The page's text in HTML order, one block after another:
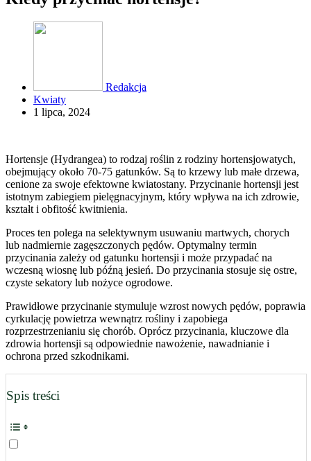
Redakcja
Kwiaty
1 lipca, 2024
Hortensje (Hydrangea) to rodzaj roślin z rodziny hortensjowatych,
obejmujący około 70-75 gatunków. Są to krzewy lub małe drzewa,
cenione za swoje efektowne kwiatostany. Przycinanie hortensji jest
istotnym zabiegiem pielęgnacyjnym, który wpływa na ich zdrowie,
kształt i obfitość kwitnienia.
Proces ten polega na selektywnym usuwaniu martwych, chorych
lub nadmiernie zagęszczonych pędów. Optymalny termin
przycinania zależy od gatunku hortensji i może przypadać na
wczesną wiosnę lub późną jesień. Do przycinania stosuje się ostre,
czyste sekatory lub nożyce ogrodowe.
Prawidłowe przycinanie stymuluje wzrost nowych pędów, poprawia
cyrkulację powietrza wewnątrz rośliny i zapobiega
rozprzestrzenianiu się chorób. Oprócz przycinania, kluczowe dla
zdrowia hortensji są odpowiednie nawożenie, nawadnianie i
ochrona przed szkodnikami.
Spis treści